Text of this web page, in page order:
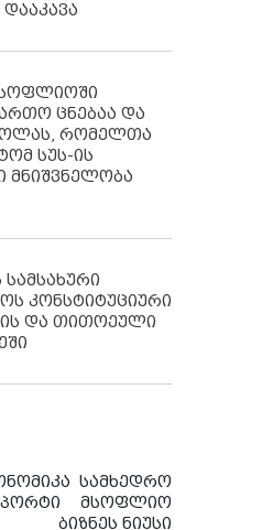
ცნებაა და
რომელთა
სუს-ის
მნიშვნელობა
კონსტიტუციური
და თითოეული
სამხედრო
მსოფლიო
ბიზნეს ნიუსი